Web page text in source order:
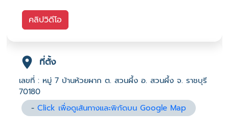
คลิปวิดีโอ
ที่ตั้ง
เลขที่ : หมู่ 7 บ้านห้วยผาก ต. สวนผึ้ง อ. สวนผึ้ง จ. ราชบุรี
70180
-Click เพื่อดูเส้นทางและพิกัดบน Google Map